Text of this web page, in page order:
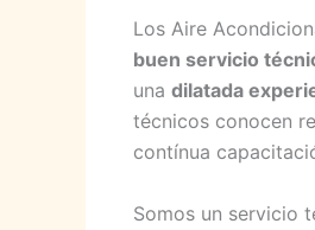
Los Aire
buen servicio
una dilatada
técnicos conocen
contínua
Somos un servicio